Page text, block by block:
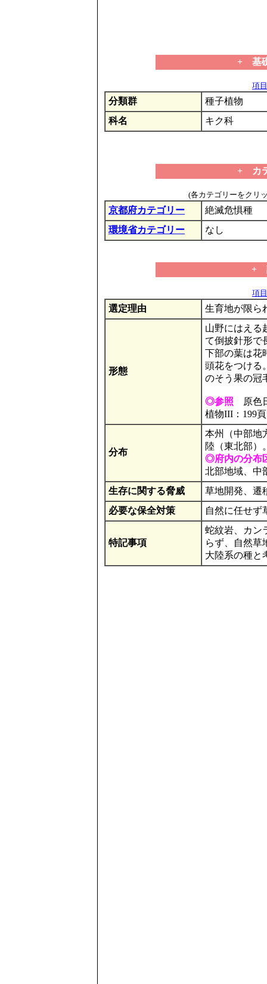
+ 基
項
分類群
種子植物
科名
キク科
+ カ
(各カテゴリーをクリ
京都府カテゴリー
絶滅危惧種
環境省カテゴリー
なし
+
項
選定理由 生育地が限ら
形態
山野にはえる
て倒披針形で
下部の葉は花
頭花をつける
のそう果の冠
◎参照 原色
植物III：199頁
分布
本州（中部地
陸（東北部）
◎府内の分布
北部地域、中
生存に関する脅威
草地開発、遷
必要な保全対策
自然に任せず
特記事項
蛇紋岩、カン
らず、自然草
大陸系の種と